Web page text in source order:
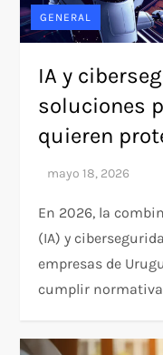
GENERAL
IA y
soluciones
quieren
En 2026, la
(IA) y
empresas de
cumplir